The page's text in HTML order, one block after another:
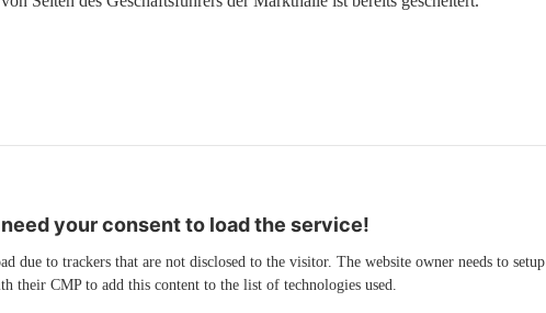
your consent to load the service!
due to trackers that are not disclosed to the visitor. The website owner needs to setup
their CMP to add this content to the list of technologies used.